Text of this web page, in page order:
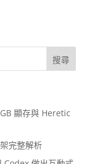
顯存與 Heretic
完整解析